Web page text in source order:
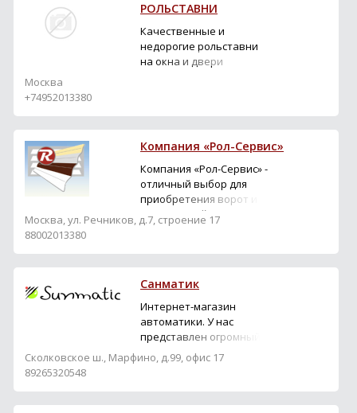
fleet options Rolled
around Brickell in a Bentley
and it was unreal ...
РОЛЬСТАВНИ
Качественные и
недорогие рольставни
на окна и двери
Москва
+74952013380
Компания «Рол-Сервис»
Компания «Рол-Сервис» -
отличный выбор для
приобретения ворот и
рольставней!
Москва, ул. Речников, д.7, строение 17
88002013380
Санматик
Интернет-магазин
автоматики. У нас
представлен огромный
ассортимент всех
наиболее популярных
Сколковское ш., Марфино, д.99, офис 17
89265320548